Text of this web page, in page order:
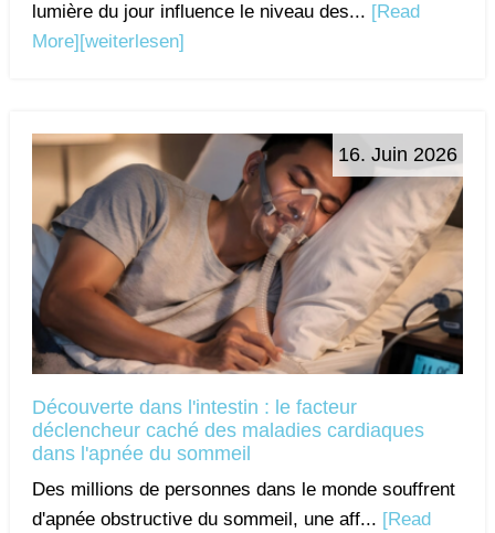
lumière du jour influence le niveau des... [Read
More] [weiterlesen]
16. Juin 2026
Découverte dans l'intestin : le facteur
déclencheur caché des maladies cardiaques
dans l'apnée du sommeil
Des millions de personnes dans le monde souffrent
d'apnée obstructive du sommeil, une aff... [Read